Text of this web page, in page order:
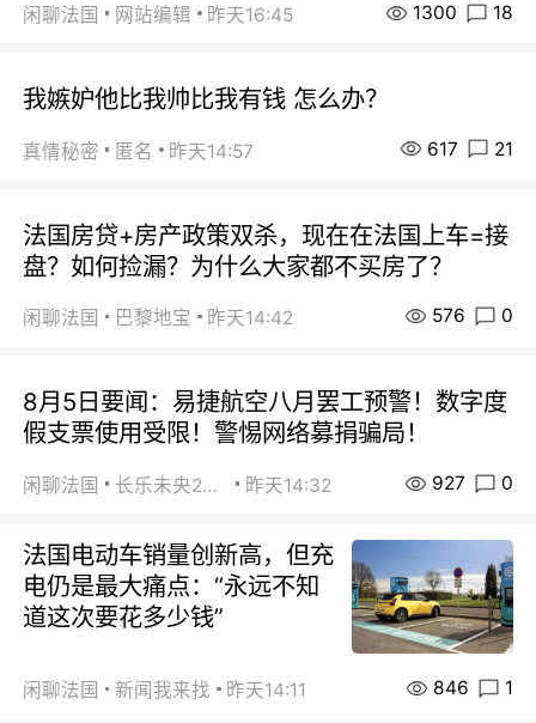
闲聊法国 网站编辑 昨天16:45 1300 18
我嫉妒他比我帅比我有钱 怎么办？
真情秘密 匿名 昨天14:57 617 21
法国房贷+房产政策双杀，现在在法国上车=接
盘？如何捡漏？为什么大家都不买房了？
闲聊法国 巴黎地宝 昨天14:42 576 0
8月5日要闻：易捷航空八月罢工预警！数字度
假支票使用受限！警惕网络募捐骗局！
闲聊法国 长乐未央2015 昨天14:32 927 0
法国电动车销量创新高，但充
电仍是最大痛点：“永远不知
道这次要花多少钱”
闲聊法国 新闻我来找 昨天14:11 846 1